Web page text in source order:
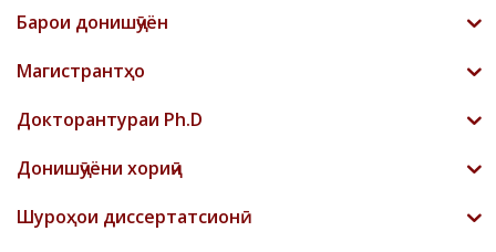
Барои донишҷӯён
Магистрантҳо
Докторантураи Ph.D
Донишҷӯёни хориҷӣ
Шyроҳои диссертатсионӣ